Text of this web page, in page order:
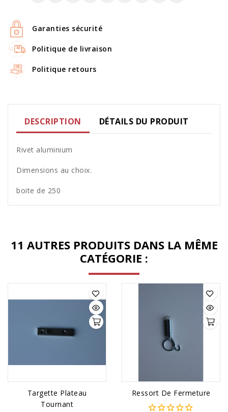
Garanties sécurité
Politique de livraison
Politique retours
DESCRIPTION DÉTAILS DU PRODUIT
Rivet aluminium
Dimensions au choix.
boite de 250
11 AUTRES PRODUITS DANS LA MÊME
CATÉGORIE :
Targette Plateau
Tournant
Ressort De Fermeture